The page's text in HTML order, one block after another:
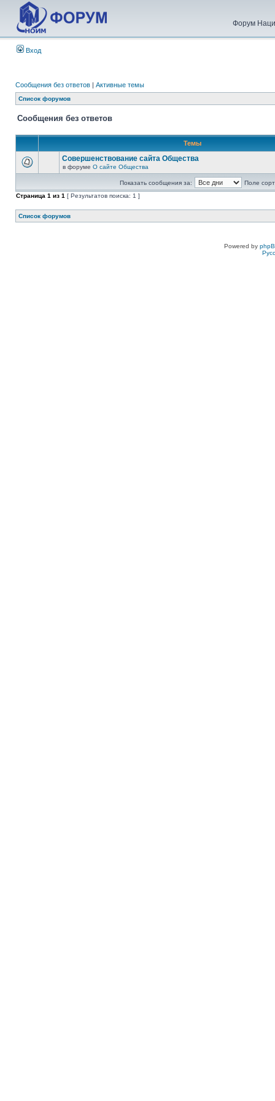
Форум
Вход
Сообщения без ответов | Активные темы
Список форумов
Сообщения без ответов
Темы
Совершенствование сайта Общества
в форуме О сайте Общества
Показать сообщения за:
Поле
Страница 1 из 1 [ Результатов поиска: 1 ]
Список форумов
Powered by